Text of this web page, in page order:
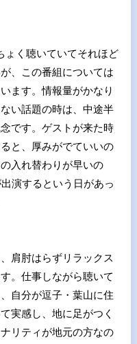
ょく聴いていてそれほど
、この番組については
ます。情報量がかなり
い話題の時は、中途半
です。ゲストが来た時
と、厚みがでていいの
入れ替わりが早いの
演するという日があっ
肩肘はらずリラックス
。仕事しながら聴いて
自分が逗子・葉山に住
実感し、地に足がつく
リティが地元の方なの